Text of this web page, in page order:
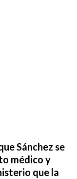
Sánchez se
médico y
que la